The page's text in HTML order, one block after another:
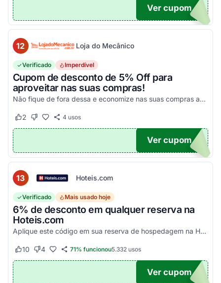
10
Ver cupom
12 Loja do Mecânico
Verificado Imperdível
Cupom de desconto de 5% Off para
aproveitar nas suas compras!
Não fique de fora dessa e economize nas suas compras agora mesmo!
Este cupom funcionou
2 Este cupom não funcionou
4 usos
DO5
Ver cupom
13 Hoteis.com
Verificado Mais usado hoje
6% de desconto em qualquer reserva na
Hoteis.com
Aplique este código em sua reserva de hospedagem na Hoteis.com para obter 6% de desconto em estabelecimentos participantes da promoção.
Este cupom funcionou
10 Este cupom não funcionou
4 71% funcionou5.332usos
POM6
Ver cupom